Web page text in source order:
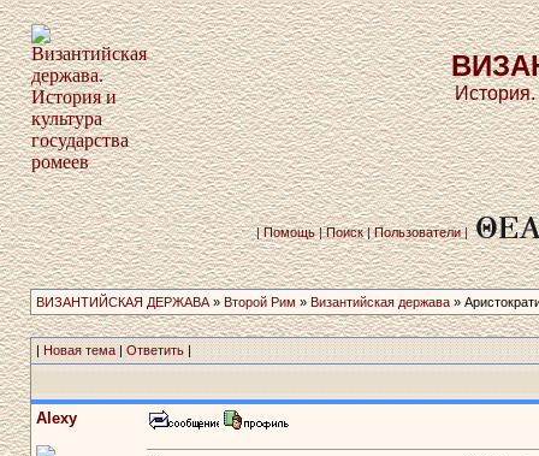
|Помощь|Поиск|Пользователи|
ВИЗАНТИЙСКАЯ ДЕРЖАВА» Второй Рим » Византийская держава»
| Новая тема|Ответить|
Alexy